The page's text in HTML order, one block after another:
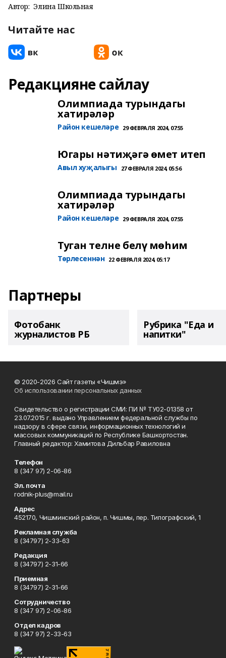
Автор: Элина Школьная
Читайте нас
Редакцияне сайлау
Олимпиада турындагы
хатирәләр
Район кешеләре 29 ФЕВРАЛЯ 2024, 07:55
Югары нәтиҗәгә өмет итеп
Авыл хуҗалыгы 27 ФЕВРАЛЯ 2024, 05:56
Олимпиада турындагы
хатирәләр
Район кешеләре 29 ФЕВРАЛЯ 2024, 07:55
Туган телне белү мөһим
Төрлесеннән 22 ФЕВРАЛЯ 2024, 05:17
Партнеры
Фотобанк
журналистов РБ
Рубрика "Еда и
напитки"
© 2020-2026 Сайт газеты «Чишмэ»
Об использовании персональных данных
Свидетельство о регистрации СМИ: ПИ № ТУ02-01358 от
23.07.2015 г. выдано Управлением федеральной службы по
надзору в сфере связи, информационных технологий и
массовых коммуникаций по Республике Башкортостан.
Главный редактор: Хамитова Дильбар Равиловна
Телефон
8 (347 97) 2-06-86
Эл. почта
rodnik-plus@mail.ru
Адрес
452170, Чишминский район, п. Чишмы, пер. Типографский, 1
Рекламная служба
8 (34797) 2-33-63
Редакция
8 (34797) 2-31-66
Приемная
8 (34797) 2-31-66
Сотрудничество
8 (347 97) 2-06-86
Отдел кадров
8 (347 97) 2-33-63